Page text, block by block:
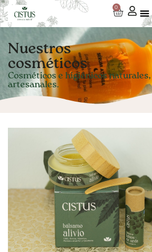
0
Nuestros
cosméticos
Cosméticos e higiénicos
artesanales.